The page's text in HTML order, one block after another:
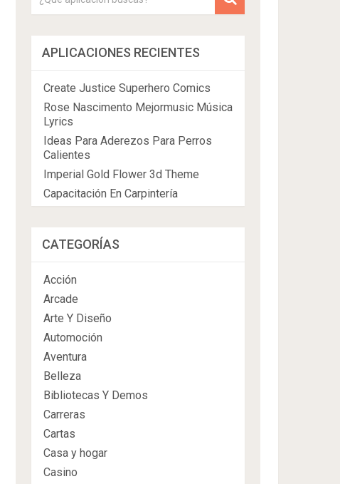
APLICACIONES RECIENTES
Create Justice Superhero Comics
Rose Nascimento Mejormusic Música
Lyrics
Ideas Para Aderezos Para Perros
Calientes
Imperial Gold Flower 3d Theme
Capacitación En Carpintería
CATEGORÍAS
Acción
Arcade
Arte Y Diseño
Automoción
Aventura
Belleza
Bibliotecas Y Demos
Carreras
Cartas
Casa y hogar
Casino